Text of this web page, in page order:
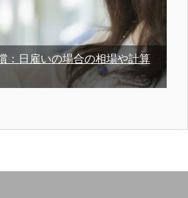
：日雇いの場合の相場や計算